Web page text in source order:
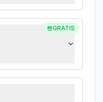
GRATIS